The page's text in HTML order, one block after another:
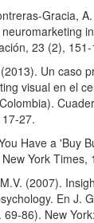
«por trece
168
Cristina M.
(2022)
and Science
in
Gracia,
23 (2),
Un caso
visual en el
27.
Have a 'Buy
York Times,
(2007).
En J.
86). New